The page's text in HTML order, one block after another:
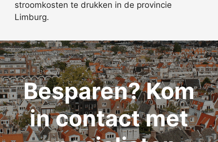
stroomkosten te drukken in de provincie
Limburg.
Besparen? Kom
in contact met